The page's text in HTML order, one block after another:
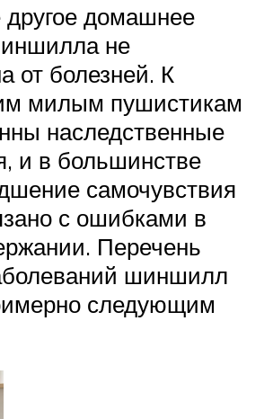
домашнее
не
от болезней. К
милым пушистикам
наследственные
и в большинстве
самочувствия
с ошибками в
Перечень
шиншилл
следующим